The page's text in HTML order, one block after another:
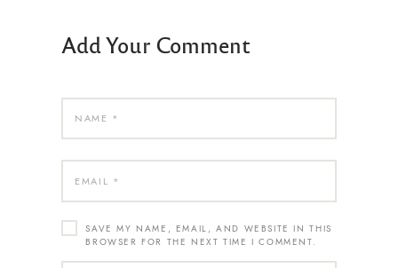
Add Your Comment
SAVE MY NAME, EMAIL, AND WEBSITE IN THIS
BROWSER FOR THE NEXT TIME I COMMENT.